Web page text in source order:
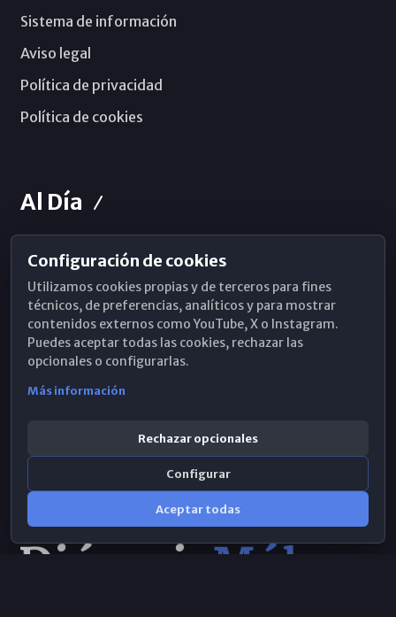
Sistema de información
Aviso legal
Política de privacidad
Política de cookies
Al Día
Horarios de Misa
Hemeroteca
WhatsApp
Configuración de cookies
Utilizamos cookies propias y de terceros para fines
técnicos, de preferencias, analíticos y para mostrar
contenidos externos como YouTube, X o Instagram.
Puedes aceptar todas las cookies, rechazar las
opcionales o configurarlas.
Más información
Rechazar opcionales
Configurar
Aceptar todas